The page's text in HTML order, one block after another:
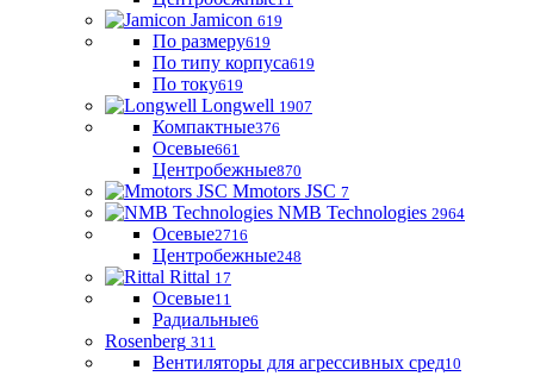
Jamicon 619
По размеру619
По типу корпуса619
По току619
Longwell 1907
Компактные376
Осевые661
Центробежные870
Mmotors JSC 7
NMB Technologies 2964
Осевые2716
Центробежные248
Rittal 17
Осевые11
Радиальные6
Rosenberg 311
Вентиляторы для агрессивных сред10